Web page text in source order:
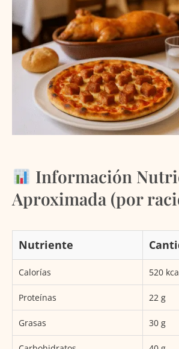
Información
Aproximada (por
Nutriente
Calorías 520
Proteínas 22 g
Grasas 30 g